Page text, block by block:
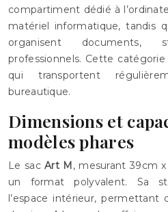
compartiment dédié à
matériel informatique, tandis
organisent documents,
professionnels. Cette
qui transportent
bureautique.
Dimensions et
modèles phares
Le sacArt M, mesurant 39cm
un format polyvalent. Sa
l’espace intérieur, permettant